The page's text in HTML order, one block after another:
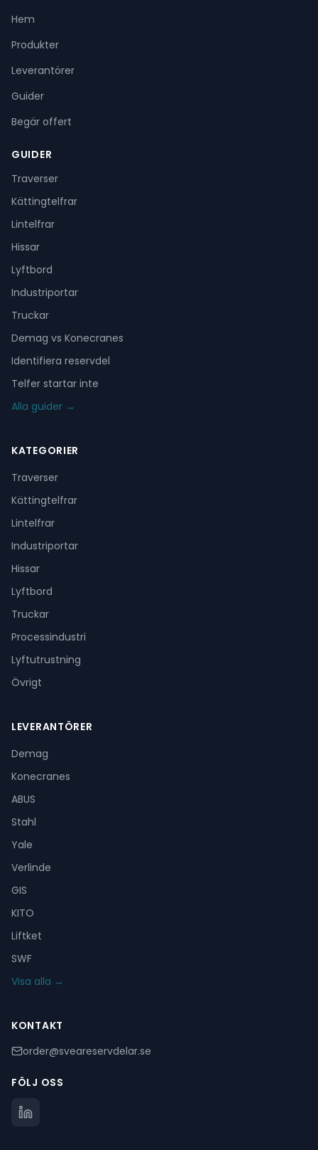
Hem
Produkter
Leverantörer
Guider
Begär offert
GUIDER
Traverser
Kättingtelfrar
Lintelfrar
Hissar
Lyftbord
Industriportar
Truckar
Demag vs Konecranes
Identifiera reservdel
Telfer startar inte
Alla guider →
KATEGORIER
Traverser
Kättingtelfrar
Lintelfrar
Industriportar
Hissar
Lyftbord
Truckar
Processindustri
Lyftutrustning
Övrigt
LEVERANTÖRER
Demag
Konecranes
ABUS
Stahl
Yale
Verlinde
GIS
KITO
Liftket
SWF
Visa alla →
KONTAKT
order@sveareservdelar.se
FÖLJ OSS